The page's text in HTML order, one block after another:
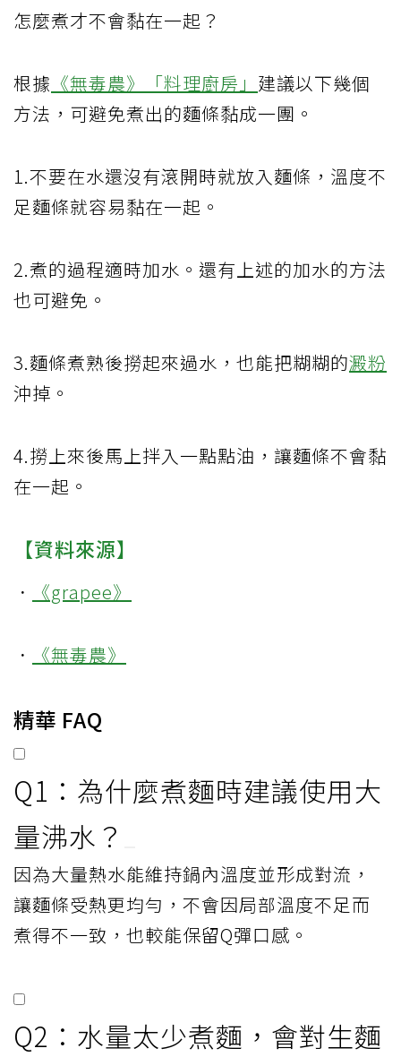
怎麼煮才不會黏在一起？
根據 《無毒農》「料理廚房」 建議以下幾個
方法，可避免煮出的麵條黏成一團。
1.不要在水還沒有滾開時就放入麵條，溫度不
足麵條就容易黏在一起。
2.煮的過程適時加水。還有上述的加水的方法
也可避免。
3.麵條煮熟後撈起來過水，也能把糊糊的澱粉
沖掉。
4.撈上來後馬上拌入一點點油，讓麵條不會黏
在一起。
【資料來源】
． 《grapee》
． 《無毒農》
精華 FAQ
Q1：為什麼煮麵時建議使用大
量沸水？
因為大量熱水能維持鍋內溫度並形成對流，
讓麵條受熱更均勻，不會因局部溫度不足而
煮得不一致，也較能保留Q彈口感。
Q2：水量太少煮麵，會對生麵